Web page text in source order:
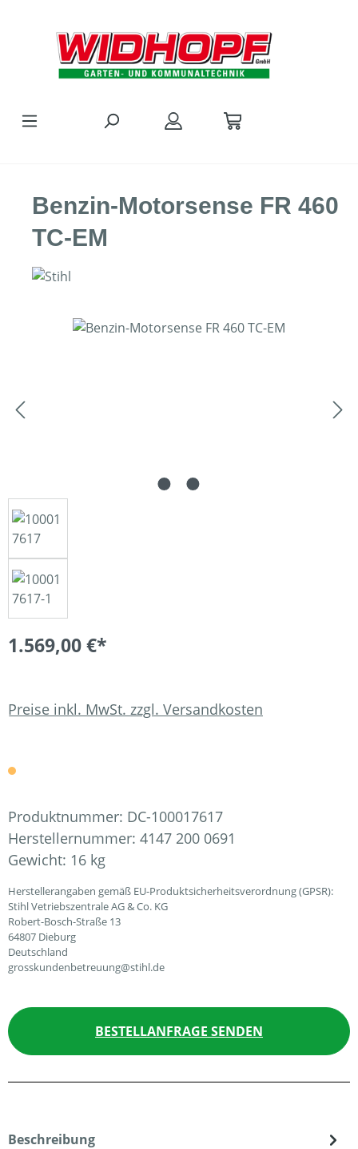
Benzin-Motorsense FR 460
TC-EM
Bildergalerie überspringen
1.569,00 €*
Preise inkl. MwSt. zzgl. Versandkosten
Produktnummer: DC-100017617
Herstellernummer: 4147 200 0691
Gewicht: 16 kg
Herstellerangaben gemäß EU-Produktsicherheitsverordnung (GPSR):
Stihl Vetriebszentrale AG & Co. KG
Robert-Bosch-Straße 13
64807 Dieburg
Deutschland
grosskundenbetreuung@stihl.de
BESTELLANFRAGE SENDEN
Beschreibung